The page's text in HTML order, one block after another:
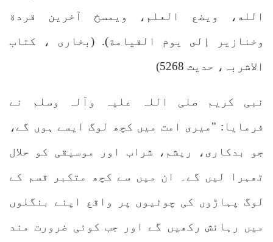
الله، ويضع العلم، ويمسخ آخرين قردة
وخنازير إلى يوم القيامة). (بخاری ، کتاب
الاشربہ، حدیث 5268)
نبی کریم صلی اللہ علیہ وآلہ وسلم نے
فرمایا: "میری امت میں کچھ لوگ ایسے ہوں گے،
جو بدکاری، ریشم، شراب اور موسیقی کو حلال
ٹھہرا لیں گے۔ ان میں سے کچھ متکبر قسم کے
لوگ پہاڑوں کی چوٹیوں پر واقع اپنے بنگلوں
میں رہائش رکھیں گے اور جب کوئی ضرورت مند